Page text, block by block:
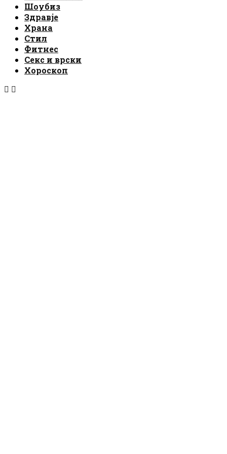
Шоубиз
Здравје
Храна
Стил
Фитнес
Секс и врски
Хороскоп